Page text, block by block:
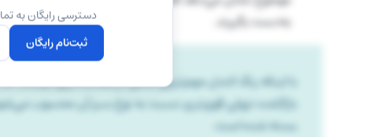
دسترسی رایگان به
ثبت‌نام رایگان
به‌دست بگیرند.
با اینکه رنگ کندل مهم‌ترین عامل در معامله‌گری نیست، اما
بازگشت نزولی قوی‌تری نسبت به نوع سبز آن محسوب
بسته شده است.